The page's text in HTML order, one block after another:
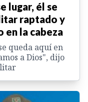
lugar, él se
raptado y
en la cabeza
queda aquí en
a Dios", dijo